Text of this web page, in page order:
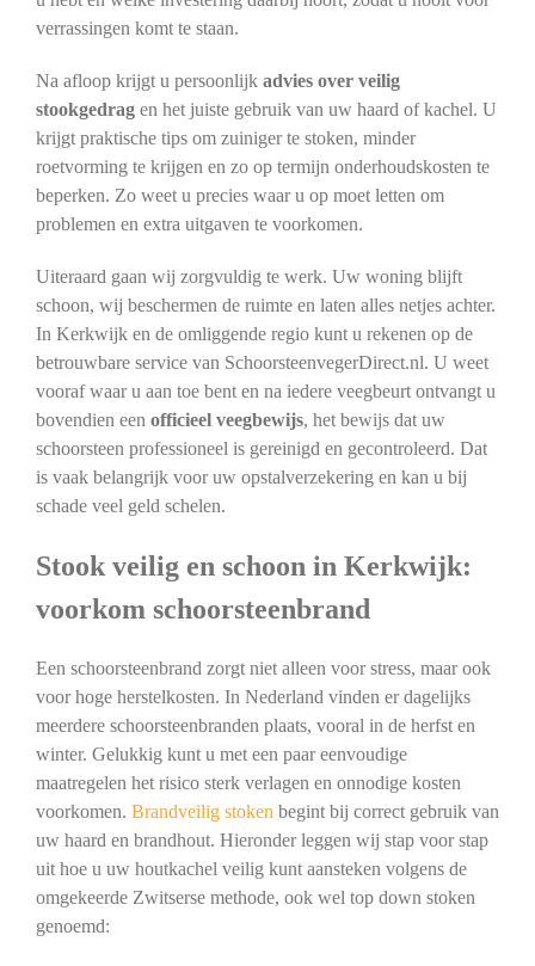
verrassingen komt te staan.
Na afloop krijgt u persoonlijk advies over veilig
stookgedragen het juiste gebruik van uw haard of kachel. U
krijgt praktische tips om zuiniger te stoken, minder
roetvorming te krijgen en zo op termijn onderhoudskosten te
beperken. Zo weet u precies waar u op moet letten om
problemen en extra uitgaven te voorkomen.
Uiteraard gaan wij zorgvuldig te werk. Uw woning blijft
schoon, wij beschermen de ruimte en laten alles netjes achter.
In Kerkwijk en de omliggende regio kunt u rekenen op de
betrouwbare service van SchoorsteenvegerDirect.nl. U weet
vooraf waar u aan toe bent en na iedere veegbeurt ontvangt u
bovendien een officieel veegbewijs, het bewijs dat uw
schoorsteen professioneel is gereinigd en gecontroleerd. Dat
is vaak belangrijk voor uw opstalverzekering en kan u bij
schade veel geld schelen.
Stook veilig en schoon in Kerkwijk:
voorkom schoorsteenbrand
Een schoorsteenbrand zorgt niet alleen voor stress, maar ook
voor hoge herstelkosten. In Nederland vinden er dagelijks
meerdere schoorsteenbranden plaats, vooral in de herfst en
winter. Gelukkig kunt u met een paar eenvoudige
maatregelen het risico sterk verlagen en onnodige kosten
voorkomen. Brandveilig stoken begint bij correct gebruik van
uw haard en brandhout. Hieronder leggen wij stap voor stap
uit hoe u uw houtkachel veilig kunt aansteken volgens de
omgekeerde Zwitserse methode, ook wel top down stoken
genoemd: